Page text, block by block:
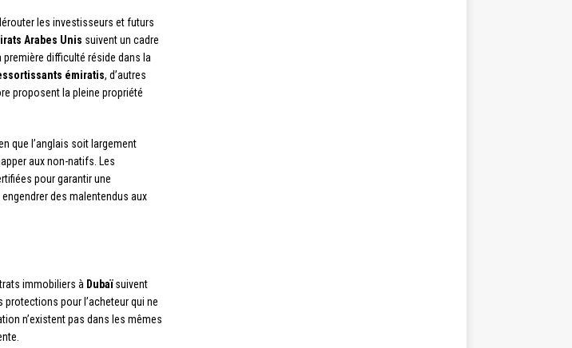
les investisseurs et futurs
Arabes Unis suivent un cadre
difficulté réside dans la
émiratis, d’autres
proposent la pleine propriété
que l’anglais soit largement
aux non-natifs. Les
pour garantir une
des malentendus aux
immobiliers à Dubaïsuivent
protections pour l’acheteur qui ne
n’existent pas dans les mêmes